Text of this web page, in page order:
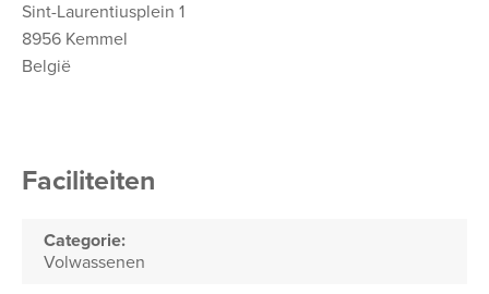
Sint-Laurentiusplein 1
8956 Kemmel
België
Faciliteiten
Categorie:
Volwassenen